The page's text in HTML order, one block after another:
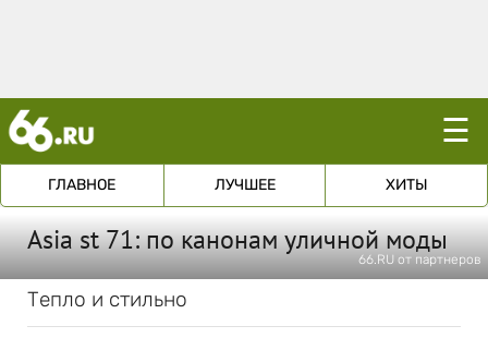
☰
ГЛАВНОЕ ЛУЧШЕЕ ХИТЫ
Asia st 71: по канонам уличной моды
66.RU от партнеров
Тепло и стильно